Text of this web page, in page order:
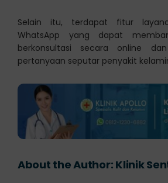
Selain itu, terdapat fitur
WhatsApp yang dapat
berkonsultasi secara online
pertanyaan seputar penyakit
About the Author: Klinik